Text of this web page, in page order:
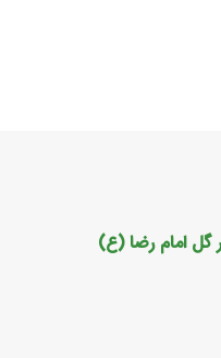
گل امام رضا (ع)